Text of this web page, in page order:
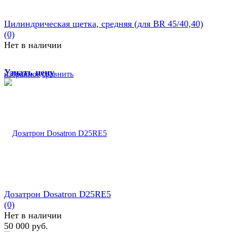
избранное сравнить
Цилиндрическая щетка, средняя (для BR 45/40,40)
(0)
Нет в наличии
Узнать цену
Дозатрон Dosatron D25RE5
(0)
Нет в наличии
50 000 руб.